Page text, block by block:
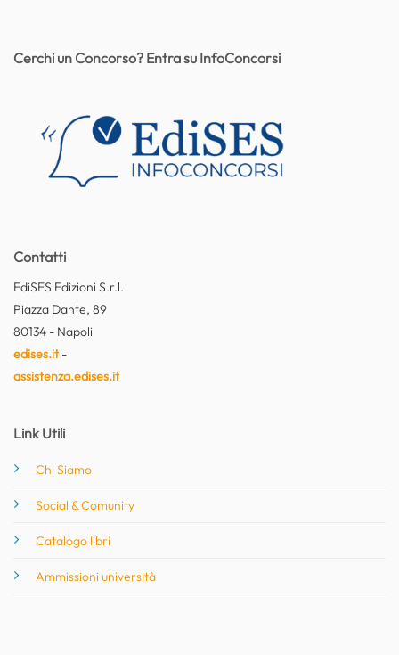
Contatti
EdiSES Edizioni S.r.l.
Piazza Dante, 89
80134 - Napoli
edises.it-
assistenza.edises.it
Link Utili
Chi Siamo
Social & Comunity
Catalogo libri
Ammissioni università
Cerchi un Concorso? Entra su InfoConcorsi